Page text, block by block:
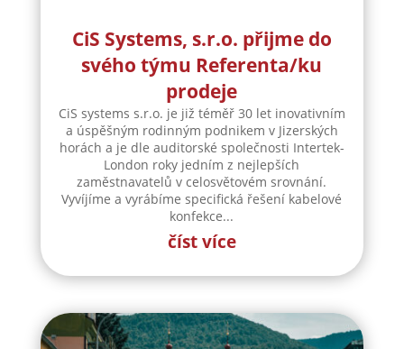
CiS Systems, s.r.o. přijme do
svého týmu Referenta/ku
prodeje
CiS systems s.r.o. je již téměř 30 let inovativním
a úspěšným rodinným podnikem v Jizerských
London roky jedním z nejlepších
Vyvíjíme a vyrábíme specifická řešení kabelové
konfekce...